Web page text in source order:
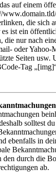
auf einem
die sich
ist ein
die nur nach
oder Yahoo-
Seiten usw.
Tag
solltest
ebenfalls in
den durch die
ab.